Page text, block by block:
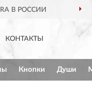
В РОССИИ
КОНТАКТЫ
Кнопки Души